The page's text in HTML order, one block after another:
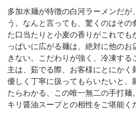
多加水麺が特徴の白河ラーメンだが
う。なんと言っても、驚くのはその
た口当たりと小麦の香りがこれでも
っぱいに広がる麺は、絶対に他のお
きない。こだわりが強く、冷凍する
主は、茹でる際、お客様にとにかく
優しく丁寧に扱ってもらいたいと、
たらわかる、この唯一無二の手打麺
キリ醤油スープとの相性をご堪能く